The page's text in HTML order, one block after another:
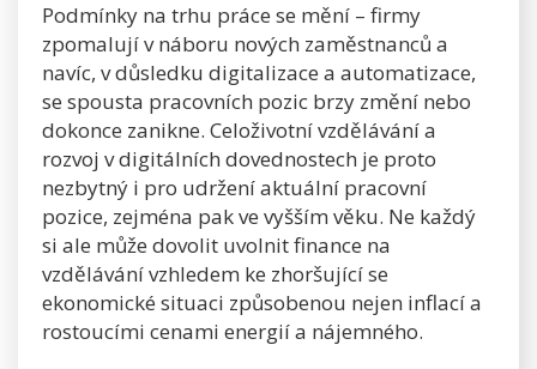
Podmínky na trhu práce se mění – firmy
zpomalují v náboru nových zaměstnanců a
navíc, v důsledku digitalizace a automatizace,
se spousta pracovních pozic brzy změní nebo
dokonce zanikne. Celoživotní vzdělávání a
rozvoj v digitálních dovednostech je proto
nezbytný i pro udržení aktuální pracovní
pozice, zejména pak ve vyšším věku. Ne každý
si ale může dovolit uvolnit finance na
vzdělávání vzhledem ke zhoršující se
ekonomické situaci způsobenou nejen inflací a
rostoucími cenami energií a nájemného.